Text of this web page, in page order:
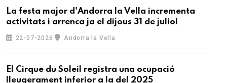
La festa major d'Andorra la Vella incrementa
activitats i arrenca ja el dijous 31 de juliol
22-07-2026 Andorra la Vella
El Cirque du Soleil registra una ocupació
lleugerament inferior a la del 2025